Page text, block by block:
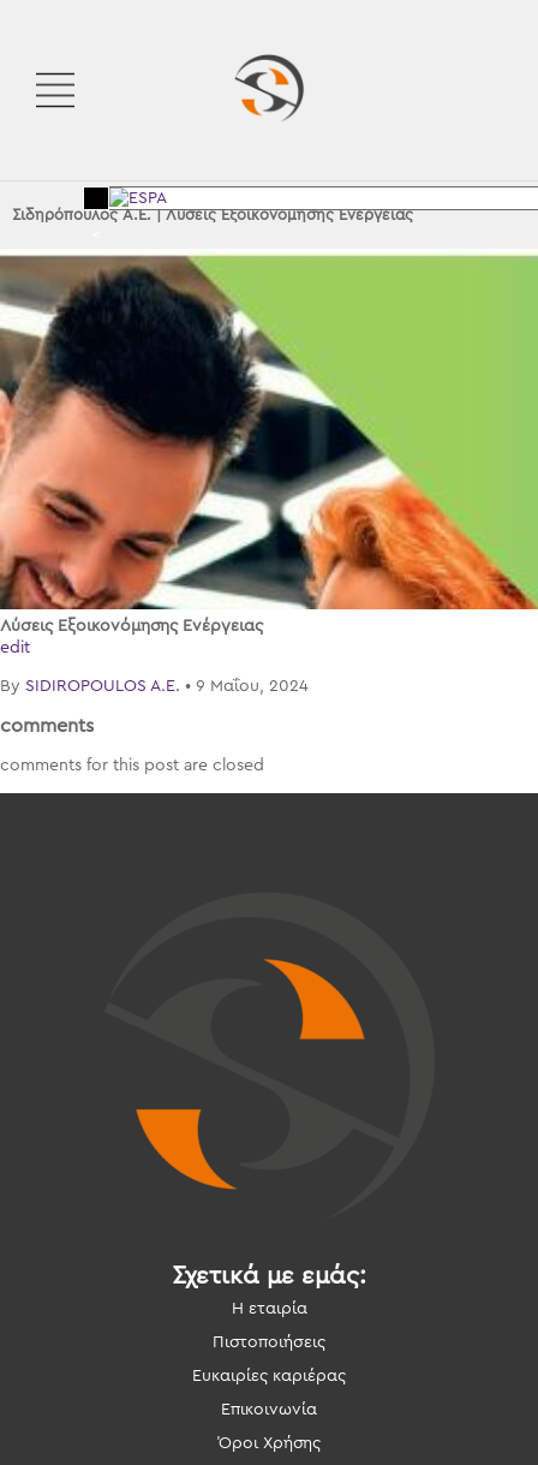
Σιδηρόπουλος Α.Ε.|Λύσεις Εξοικονόμησης Ενέργειας
Λύσεις Εξοικονόμησης Ενέργειας
edit
By SIDIROPOULOS A.E. • 9 Μαΐου, 2024
comments
comments for this post are closed
Σχετικά με εμάς:
Η εταιρία
Πιστοποιήσεις
Ευκαιρίες καριέρας
Επικοινωνία
Όροι Χρήσης